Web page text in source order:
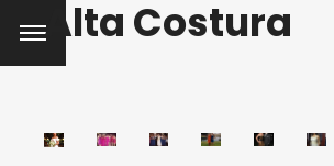
Alta Costura